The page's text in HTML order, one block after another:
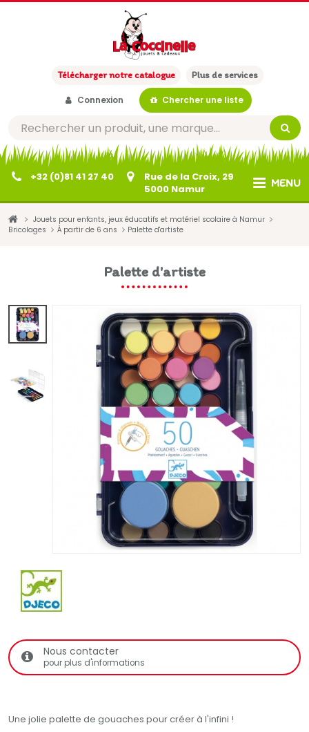
Télécharger notre catalogue Plus de services
Connexion Chercher une liste
MENU
+32 (0)81 41 27 40
Rue de la Croix, 29
5000 Namur
Jouets pour enfants, jeux éducatifs et matériel scolaire à Namur
Bricolages
À partir de 6 ans Palette d'artiste
Palette d'artiste
Nous contacter
pour plus d'informations
Une jolie palette de gouaches pour créer à l'infini !